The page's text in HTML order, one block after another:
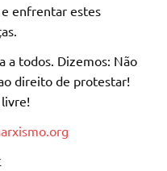
enfrentar estes
a todos. Dizemos: Não
direito de protestar!